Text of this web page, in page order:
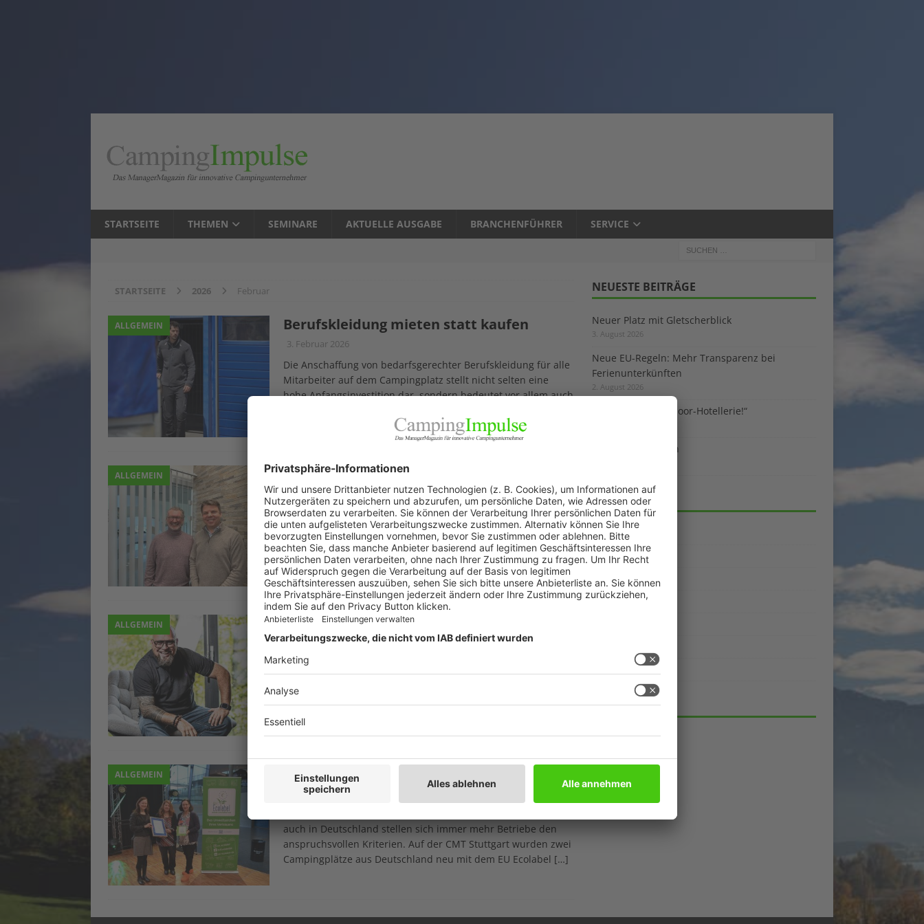
STARTSEITE THEMEN SEMINARE AKTUELLE AUSGABE BRANCHENFÜHRER SERVICE
STARTSEITE 2026 Februar
ALLGEMEIN Berufskleidung mieten statt kaufen
3. Februar 2026
Die Anschaffung von bedarfsgerechter Berufskleidung für alle
Mitarbeiter auf dem Campingplatz stellt nicht selten eine
hohe Anfangsinvestition dar, sondern bedeutet vor allem auch
Reparatur. Mewa bietet mit dem Rundum-Service[…]
ALLGEMEIN „Wir teilen dieselben Werte“
3. Februar 2026
Die First Camp Gruppe und die lodgyslife AG, zu ihr gehören
die Marken Azur Camping und Camping Lodge, bündeln in
Zukunft ihr operatives Campinggeschäft und wollen damit
eine starke Basis für nachhaltiges, langfristiges Wachstum im
[…]
ALLGEMEIN Energiefalle Führungskraft
3. Februar 2026
In mittelständischen Unternehmen zeigt sich zunehmend ein
tiefgreifende Folgen für Strategie, Leistung und
Zukunftsfähigkeit haben kann: die ‚Energiefalle Führungskraft‘.
Entscheiderinnen und Entscheider spüren sie vielleicht als
ALLGEMEIN EU Ecolabel: Auf Wachstumskurs
2. Februar 2026
auch in Deutschland stellen sich immer mehr Betriebe den
anspruchsvollen Kriterien. Auf der CMT Stuttgart wurden zwei
Campingplätze aus Deutschland neu mit dem EU Ecolabel […]
NEUESTE BEITRÄGE
Neuer Platz mit Gletscherblick
3. August 2026
Neue EU-Regeln: Mehr Transparenz bei
Ferienunterkünften
2. August 2026
„Wir sind die Outdoor-Hotellerie!“
Akku gegen Benzin
KATEGORIEN
Allgemein
Blickpunkte
Firmenporträts
Panorama
ARCHIV